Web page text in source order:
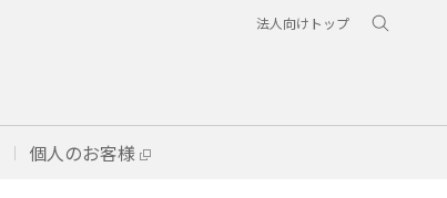
法人向けトップ
個人のお客様